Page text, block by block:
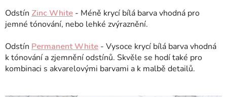
Odstín Zinc White - Méně krycí bílá barva vhodná pro
jemné tónování, nebo lehké zvýraznění.
Odstín Permanent White - Vysoce krycí bílá barva vhodná
k tónování a zjemnění odstínů. Skvěle se hodí také pro
kombinaci s akvarelovými barvami a k malbě detailů.